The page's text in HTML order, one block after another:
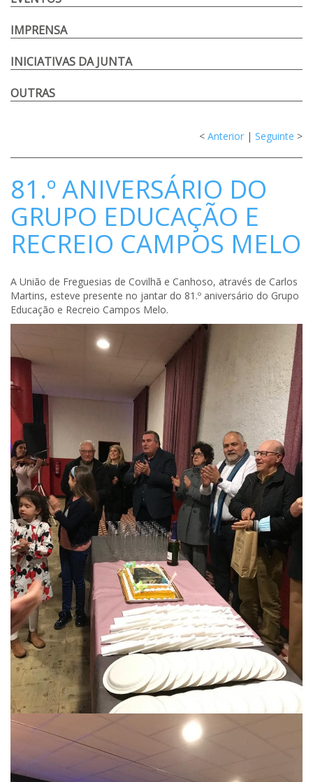
IMPRENSA
INICIATIVAS DA JUNTA
OUTRAS
< Anterior | Seguinte >
81.º ANIVERSÁRIO DO
GRUPO EDUCAÇÃO E
RECREIO CAMPOS MELO
A União de Freguesias de Covilhã e Canhoso, através de Carlos
Martins, esteve presente no jantar do 81.º aniversário do Grupo
Educação e Recreio Campos Melo.